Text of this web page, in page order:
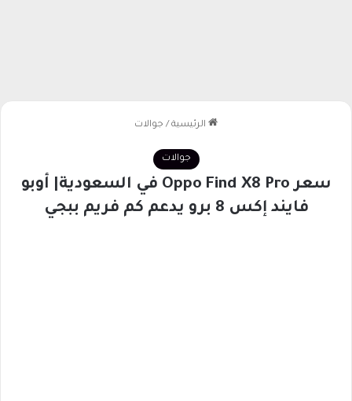
الرئيسية / جوالات
جوالات
سعر Oppo Find X8 Pro في السعودية| أوبو
فايند إكس 8 برو يدعم كم فريم ببجي